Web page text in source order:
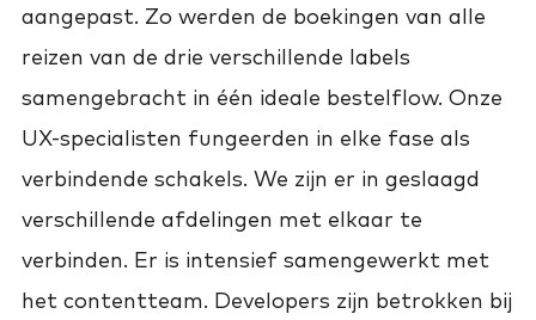
aangepast. Zo werden de boekingen van alle
reizen van de drie verschillende labels
samengebracht in één ideale bestelflow. Onze
UX-specialisten fungeerden in elke fase als
verbindende schakels. We zijn er in geslaagd
verschillende afdelingen met elkaar te
verbinden. Er is intensief samengewerkt met
het contentteam. Developers zijn betrokken bij